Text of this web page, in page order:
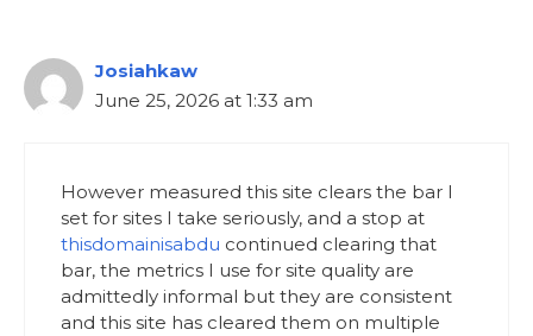
Josiahkaw
June 25, 2026 at 1:33 am
However measured this site clears the bar I
set for sites I take seriously, and a stop at
thisdomainisabdu continued clearing that
bar, the metrics I use for site quality are
admittedly informal but they are consistent
and this site has cleared them on multiple